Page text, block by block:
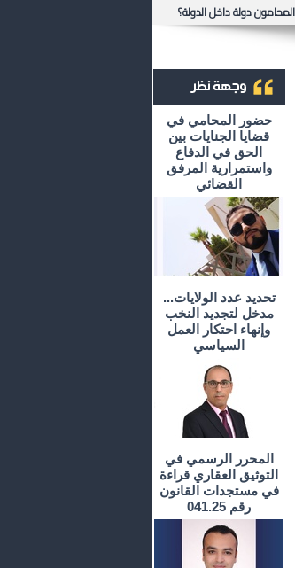
دولة داخل الدولة؟
حضور المحامي في
قضايا الجنايات بين
الحق في الدفاع
واستمرارية المرفق
القضائي
تحديد عدد الولايات...
مدخل لتجديد النخب
وإنهاء احتكار العمل
السياسي
المحرر الرسمي في
التوثيق العقاري قراءة
في مستجدات القانون
رقم 041.25